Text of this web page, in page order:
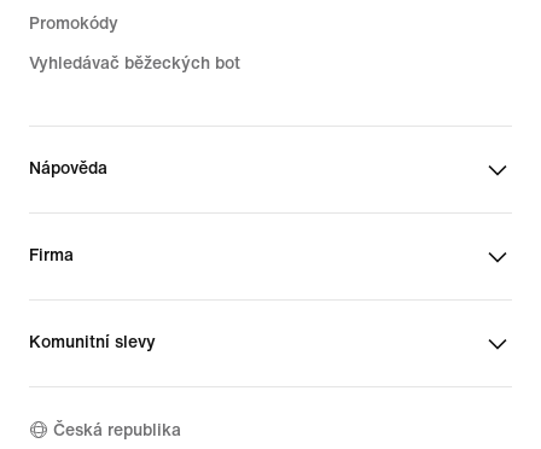
Promokódy
Vyhledávač běžeckých bot
Nápověda
Firma
Komunitní slevy
Česká republika